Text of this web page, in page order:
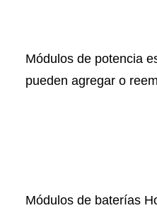
Módulos de potencia
pueden agregar o
Módulos de baterías